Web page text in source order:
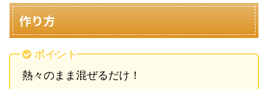
作り方
ポイント
熱々のまま混ぜるだけ！